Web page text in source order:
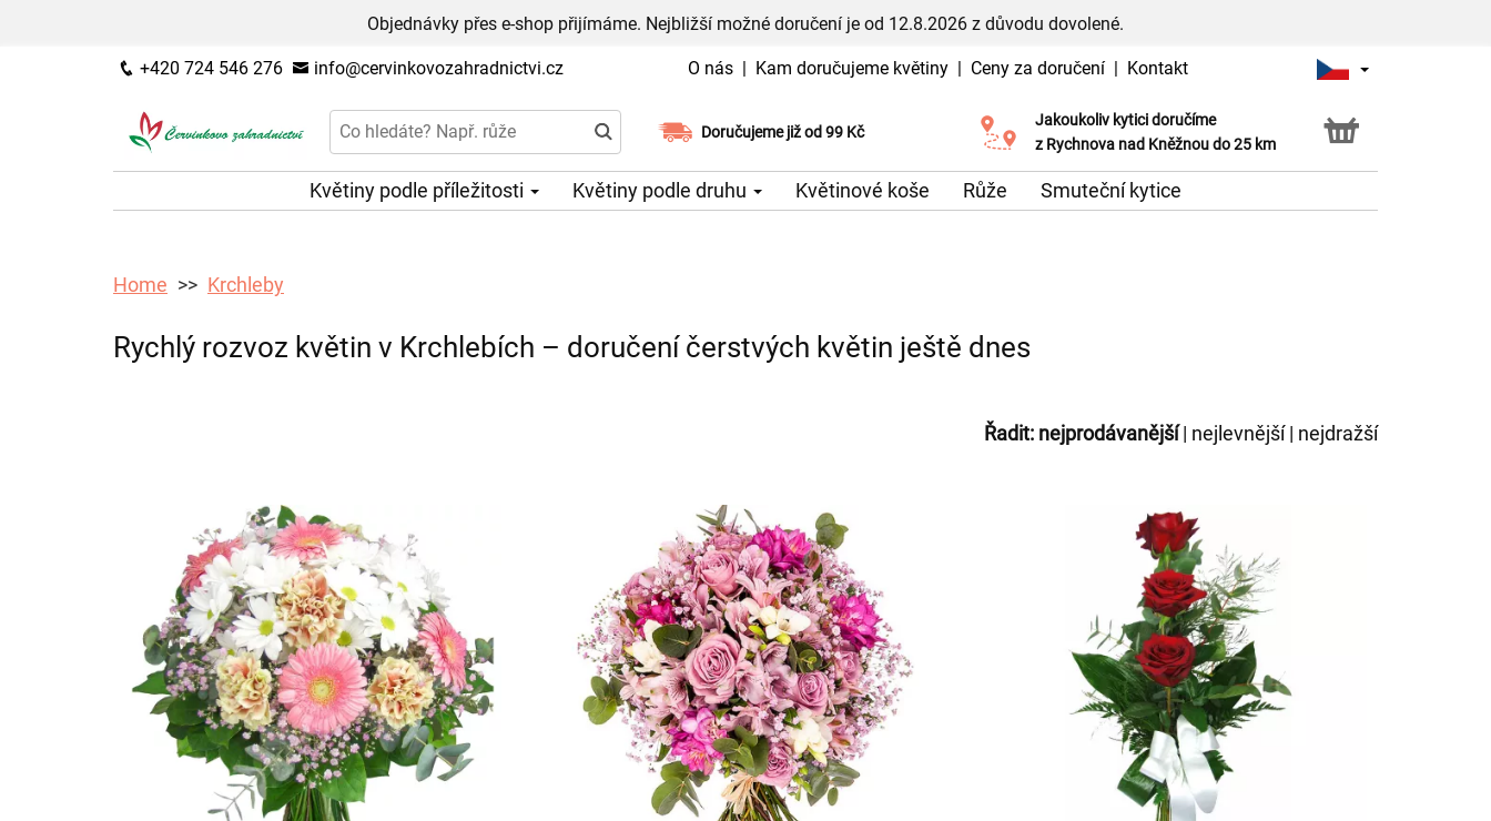
Objednávky přes e-shop přijímáme. Nejbližší možné doručení je od 12.8.2026 z důvodu dovolené.
+420 724 546 276 info@cervinkovozahradnictvi.cz O nás | Kam doručujeme květiny | Ceny za doručení | Kontakt
Doručujeme již od 99 Kč
Možný výběr času a dne doručení
Jakoukoliv kytici doručíme
z Rychnova nad Kněžnou do 25 km
Možnost vyzvednout v naší květince
Květiny podle příležitosti Květiny podle druhu Květinové koše Růže Smuteční kytice
Home Krchleby
Rychlý rozvoz květin v Krchlebích – doručení čerstvých květin ještě dnes
Řadit: nejprodávanější| nejlevnější| nejdražší